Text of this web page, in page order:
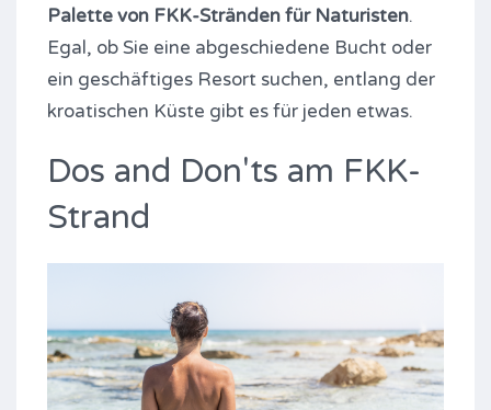
Palette von FKK-Stränden für Naturisten.
Egal, ob Sie eine abgeschiedene Bucht oder
ein geschäftiges Resort suchen, entlang der
kroatischen Küste gibt es für jeden etwas.
Dos and Don'ts am FKK-
Strand